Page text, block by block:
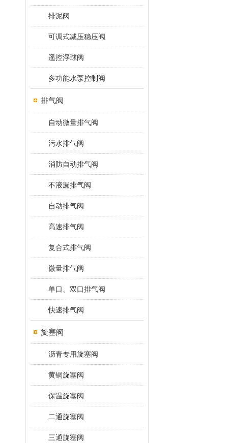
排泥阀
可调式减压稳压阀
遥控浮球阀
多功能水泵控制阀
排气阀
自动微量排气阀
污水排气阀
消防自动排气阀
不液漏排气阀
自动排气阀
高速排气阀
复合式排气阀
微量排气阀
单口、双口排气阀
快速排气阀
旋塞阀
沥青专用旋塞阀
黄铜旋塞阀
保温旋塞阀
二通旋塞阀
三通旋塞阀